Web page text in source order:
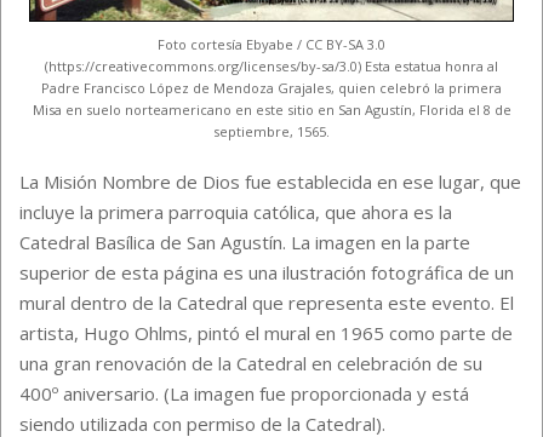
Foto cortesía Ebyabe / CC BY-SA 3.0
(https://creativecommons.org/licenses/by-sa/3.0) Esta estatua honra al
Padre Francisco López de Mendoza Grajales, quien celebró la primera
Misa en suelo norteamericano en este sitio en San Agustín, Florida el 8 de
septiembre, 1565.
La Misión Nombre de Dios fue establecida en ese lugar, que
incluye la primera parroquia católica, que ahora es la
Catedral Basílica de San Agustín. La imagen en la parte
superior de esta página es una ilustración fotográfica de un
mural dentro de la Catedral que representa este evento. El
artista, Hugo Ohlms, pintó el mural en 1965 como parte de
una gran renovación de la Catedral en celebración de su
400º aniversario. (La imagen fue proporcionada y está
siendo utilizada con permiso de la Catedral).